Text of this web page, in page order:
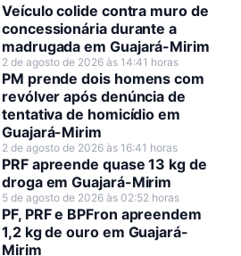
Veículo colide contra muro de
concessionária durante a
madrugada em Guajará-Mirim
2 de agosto de 2026 às 14:41 horas
PM prende dois homens com
revólver após denúncia de
tentativa de homicídio em
Guajará-Mirim
2 de agosto de 2026 às 16:41 horas
PRF apreende quase 13 kg de
droga em Guajará-Mirim
5 de agosto de 2026 às 02:52 horas
PF, PRF e BPFron apreendem
1,2 kg de ouro em Guajará-
Mirim